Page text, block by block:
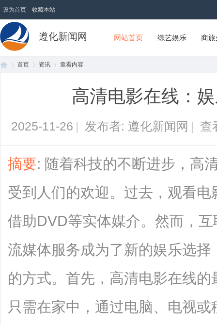
设为首页 收藏本站
遵化新闻网 网站首页 综艺娱乐 商
首页 资讯 查看内容
高清电影在线：
2025-11-26 | 发布者: 遵化新闻网 | 查
摘要: 随着科技的不断进步，高
受到人们的欢迎。过去，观看
借助DVD等实体媒介。然而，
流媒体服务成为了新的娱乐选
的方式。首先，高清电影在线
只需在家中，通过电脑、电视